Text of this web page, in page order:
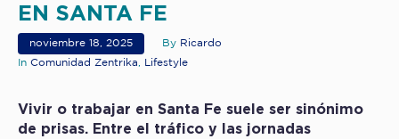
EN SANTA FE
noviembre 18, 2025 By Ricardo
In Comunidad Zentrika Lifestyle
Vivir o trabajar en Santa Fe suele ser sinónimo
de prisas. Entre el tráfico y las jornadas